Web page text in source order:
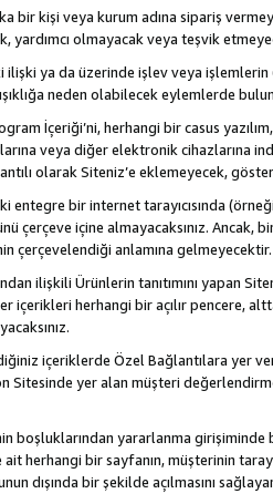
bir kişi veya kurum adına sipariş
yardımcı olmayacak veya teşvik
ilişki ya da üzerinde işlev veya
neden olabilecek eylemlerde
İçeriği’ni, herhangi bir casus
veya diğer elektronik
olarak Siteniz’e eklemeyecek,
entegre bir internet tarayıcısında
çerçeve içine almayacaksınız. Ancak,
çerçevelendiği anlamına gelmeyecektir.
ilişkili Ürünlerin tanıtımını yapan
içerikleri herhangi bir açılır pencere,
içeriklerde Özel Bağlantılara yer
Sitesinde yer alan müşteri
boşluklarından yararlanma
herhangi bir sayfanın, müşterinin
dışında bir şekilde açılmasını